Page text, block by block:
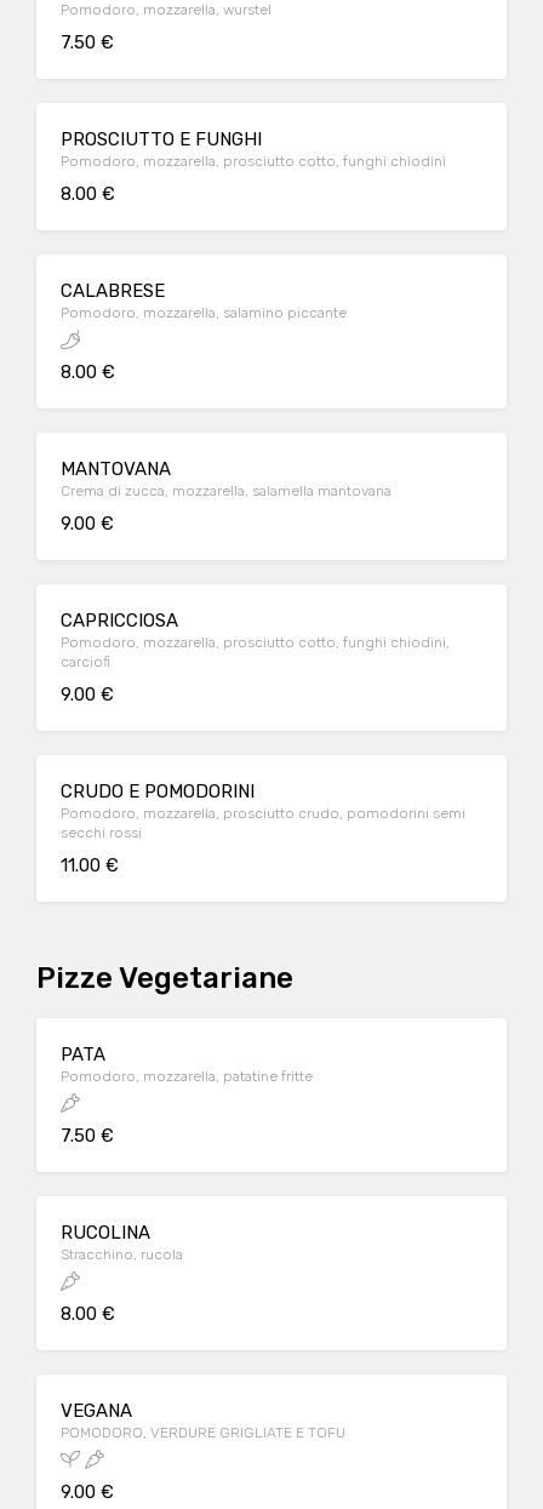
Pomodoro, mozzarella, wurstel
7.50 €
PROSCIUTTO E FUNGHI
Pomodoro, mozzarella, prosciutto cotto, funghi chiodini
8.00 €
CALABRESE
Pomodoro, mozzarella, salamino piccante
8.00 €
MANTOVANA
Crema di zucca, mozzarella, salamella mantovana
9.00 €
CAPRICCIOSA
Pomodoro, mozzarella, prosciutto cotto, funghi chiodini,
carciofi
9.00 €
CRUDO E POMODORINI
Pomodoro, mozzarella, prosciutto crudo, pomodorini semi
secchi rossi
11.00 €
Pizze Vegetariane
PATA
Pomodoro, mozzarella, patatine fritte
7.50 €
RUCOLINA
Stracchino, rucola
8.00 €
VEGANA
POMODORO, VERDURE GRIGLIATE E TOFU
9.00 €